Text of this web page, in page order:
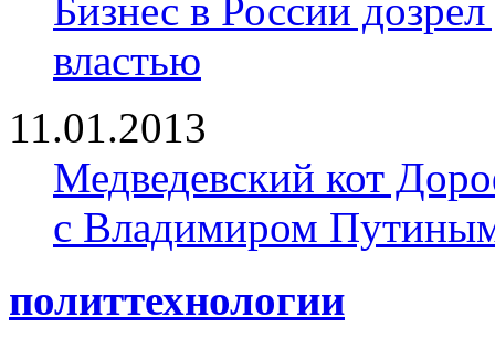
Бизнес в России
властью
11.01.2013
Медведевский кот
с Владимиром
политтехнологии